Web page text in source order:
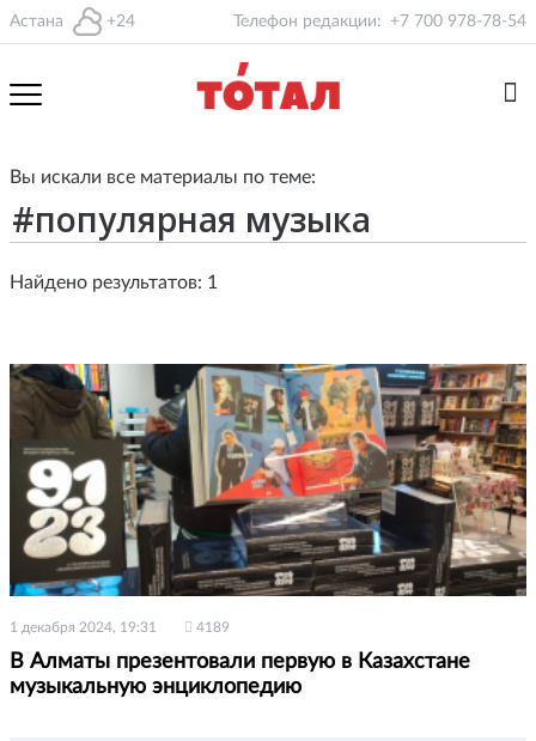
Астана +24 Телефон редакции: +7 700 978-78-54
Вы искали все материалы по теме:
Найдено результатов: 1
1 декабря 2024, 19:31 4189
В Алматы презентовали первую в Казахстане
музыкальную энциклопедию